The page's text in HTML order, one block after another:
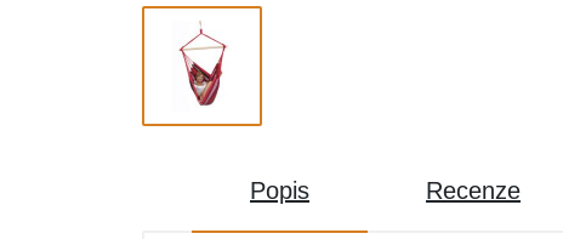
Popis Recenze